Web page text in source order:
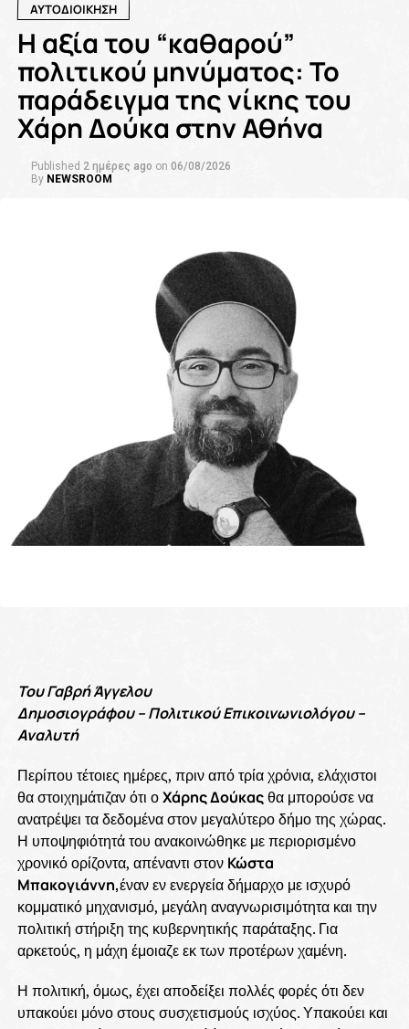
ΑΥΤΟΔΙΟΙΚΗΣΗ
Η αξία του “καθαρού”
πολιτικού μηνύματος: Το
παράδειγμα της νίκης του
Χάρη Δούκα στην Αθήνα
Published 2 ημέρες ago on 06/08/2026
By NEWSROOM
Του Γαβρή Άγγελου
Δημοσιογράφου – Πολιτικού Επικοινωνιολόγου –
Αναλυτή
Περίπου τέτοιες ημέρες, πριν από τρία χρόνια, ελάχιστοι
θα στοιχημάτιζαν ότι οΧάρης Δούκαςθα μπορούσε να
ανατρέψει τα δεδομένα στον μεγαλύτερο δήμο της χώρας.
Η υποψηφιότητά του ανακοινώθηκε με περιορισμένο
χρονικό ορίζοντα, απέναντι στον Κώστα
Μπακογιάννη,έναν εν ενεργεία δήμαρχο με ισχυρό
κομματικό μηχανισμό, μεγάλη αναγνωρισιμότητα και την
πολιτική στήριξη της κυβερνητικής παράταξης. Για
αρκετούς, η μάχη έμοιαζε εκ των προτέρων χαμένη.
Η πολιτική, όμως, έχει αποδείξει πολλές φορές ότι δεν
υπακούει μόνο στους συσχετισμούς ισχύος. Υπακούει και